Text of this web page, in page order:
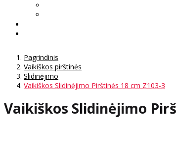
Pagrindinis
Vaikiškos pirštinės
Slidinėjimo
Vaikiškos Slidinėjimo Pirštinės 18 cm Z103-3
Vaikiškos Slidinėjimo